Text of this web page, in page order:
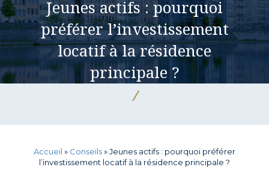
Jeunes actifs : pourquoi
préférer l’investissement
locatif à la résidence
principale ?
/
Accueil » Conseils»Jeunes actifs : pourquoi préférer
l’investissement locatif à la résidence principale ?